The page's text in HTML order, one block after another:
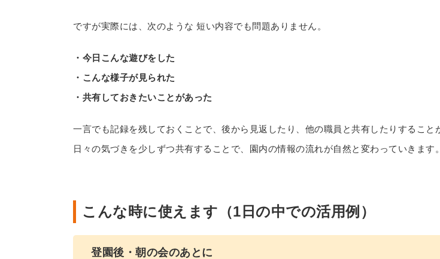
ですが実際には、次のような 短い内容でも問題ありません。
・今日こんな遊びをした
・こんな様子が見られた
・共有しておきたいことがあった
一言でも記録を残しておくことで、後から見返したり、他の職員と共有したりすること
日々の気づきを少しずつ共有することで、園内の情報の流れが自然と変わっていきます。
こんな時に使えます（1日の中での活用例）
登園後・朝の会のあとに